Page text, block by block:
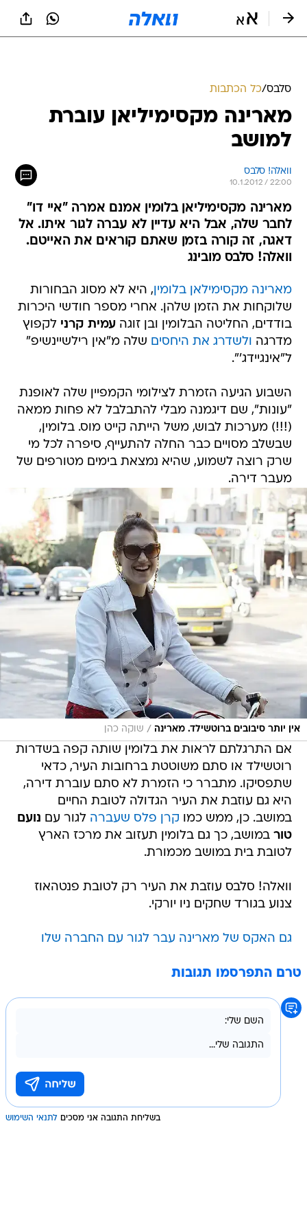
סלבס/כל הכתבות
מארינה מקסימיליאן עוברת
למושב
וואלה! סלבס
10.1.2012 / 22:00
מארינה מקסימיליאן בלומין אמנם אמרה "איי דו"
לחבר שלה, אבל היא עדיין לא עברה לגור איתו. אל
דאגה, זה קורה בזמן שאתם קוראים את האייטם.
וואלה! סלבס מובינג
מארינה מקסימילאן בלומין, היא לא מסוג הבחורות
שלוקחות את הזמן שלהן. אחרי מספר חודשי היכרות
בודדים, החליטה הבלומין ובן זוגהעמית קרני לקפוץ
מדרגה ולשדרג את היחסים שלה מ"אין רילשיינשיפ"
ל"אינגיידג'".
השבוע הגיעה הזמרת לצילומי הקמפיין שלה לאופנת
"עונות", שם דיגמנה מבלי להתבלבל לא פחות ממאה
(!!!) מערכות לבוש, משל הייתה קייט מוס. בלומין,
שבשלב מסויים כבר החלה להתעייף, סיפרה לכל מי
שרק רוצה לשמוע, שהיא נמצאת בימים מטורפים של
מעבר דירה.
אין יותר סיבובים ברוטשילד. מארינה / שוקה כהן
אם התרגלתם לראות את בלומין שותה קפה בשדרות
רוטשילד או סתם משוטטת ברחובות העיר, כדאי
שתפסיקו. מתברר כי הזמרת לא סתם עוברת דירה,
היא גם עוזבת את העיר הגדולה לטובת החיים
במושב. כן, ממש כמו קרן פלס שעברה לגור עם נועם
טור במושב, כך גם בלומין תעזוב את מרכז הארץ
לטובת בית במושב מכמורת.
וואלה! סלבס עוזבת את העיר רק לטובת פנטהאוז
צנוע בגורד שחקים ניו יורקי.
גם האקס של מארינה עבר לגור עם החברה שלו
טרם התפרסמו תגובות
בשליחת התגובה אני מסכים לתנאי השימוש